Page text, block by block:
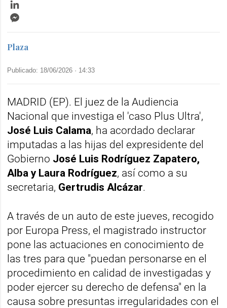
Plaza
Publicado: 18/06/2026 · 14:33
MADRID (EP). El juez de la Audiencia
Nacional que investiga el 'caso Plus Ultra',
José Luis Calama, ha acordado declarar
imputadas a las hijas del expresidente del
Gobierno José Luis Rodríguez Zapatero,
Alba y Laura Rodríguez, así como a su
secretaria, Gertrudis Alcázar.
A través de un auto de este jueves, recogido
por Europa Press, el magistrado instructor
pone las actuaciones en conocimiento de
las tres para que "puedan personarse en el
procedimiento en calidad de investigadas y
poder ejercer su derecho de defensa" en la
causa sobre presuntas irregularidades con el